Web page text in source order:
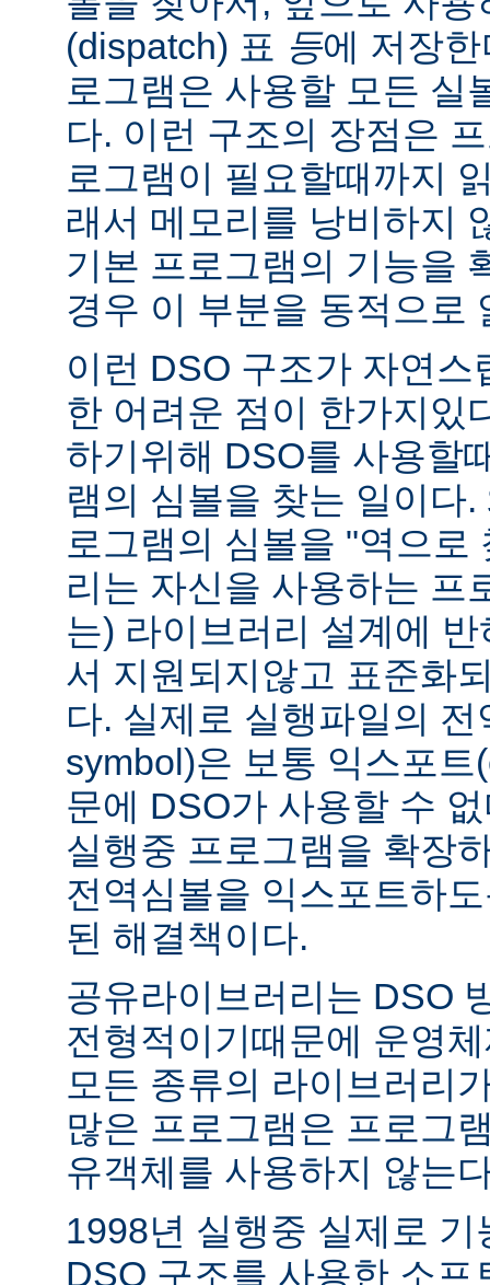
(dispatch) 표 등에 저장
로그램은 사용할 모든 실
다. 이런 구조의 장점은
로그램이 필요할때까지
래서 메모리를 낭비하지
기본 프로그램의 기능을
경우 이 부분을 동적으로
이런 DSO 구조가 자연
한 어려운 점이 한가지있
하기위해 DSO를 사용할
램의 심볼을 찾는 일이다
로그램의 심볼을 "역으로
리는 자신을 사용하는 프
는) 라이브러리 설계에
서 지원되지않고 표준화
다. 실제로 실행파일의
symbol)은 보통 익스포
문에 DSO가 사용할 수
실행중 프로그램을 확장
전역심볼을 익스포트하
된 해결책이다.
공유라이브러리는 DSO
전형적이기때문에 운영
모든 종류의 라이브러리
많은 프로그램은 프로그
유객체를 사용하지 않는
1998년 실행중 실제로
DSO 구조를 사용한 소